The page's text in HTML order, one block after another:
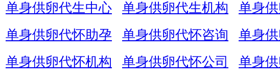
单身供卵代生中心
单身供卵代生机构
单身
单身供卵代怀助孕
单身供卵代怀咨询
单身
单身供卵代怀机构
单身供卵代怀公司
单身